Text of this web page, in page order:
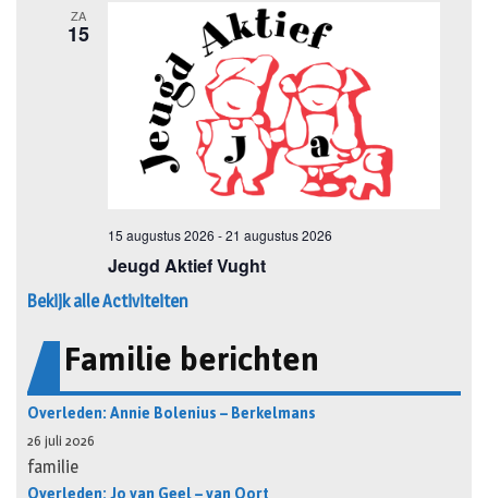
Bekijk alle Activiteiten
Familie berichten
Overleden: Annie Bolenius – Berkelmans
26 juli 2026
familie